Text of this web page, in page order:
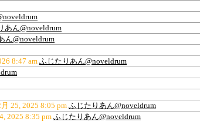
あん@noveldrum
ん@noveldrum
8:47 am ふじたりあん@noveldrum
月 25, 2025 8:05 pm ふじたりあん@noveldrum
2025 8:35 pmふじたりあん@noveldrum